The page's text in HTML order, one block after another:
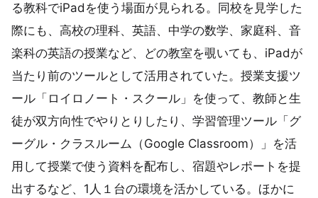
る教科でiPadを使う場面が見られる。同校を見学した
際にも、高校の理科、英語、中学の数学、家庭科、音
楽科の英語の授業など、どの教室を覗いても、iPadが
当たり前のツールとして活用されていた。授業支援ツ
ール「ロイロノート・スクール」を使って、教師と生
徒が双方向性でやりとりしたり、学習管理ツール「グ
ーグル・クラスルーム（Google Classroom）」を活
用して授業で使う資料を配布し、宿題やレポートを提
出するなど、1人１台の環境を活かしている。ほかに